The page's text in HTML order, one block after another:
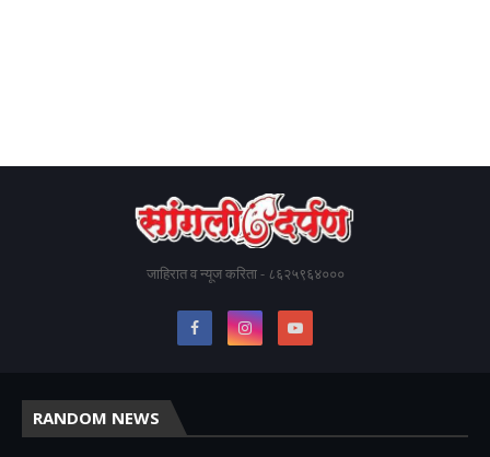
जाहिरात व न्यूज करिता - ८६२५९६४०००
RANDOM NEWS